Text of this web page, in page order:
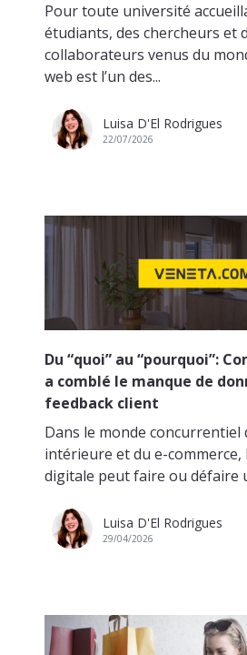
Pour toute université
étudiants, des chercheurs et
collaborateurs venus du
web est l’un des...
Luisa D'El Rodrigues
22/07/2026
Du “quoi” au “pourquoi”:
a comblé le manque de
feedback client
Dans le monde concurrentiel
intérieure et du e-commerce,
digitale peut faire ou défaire
Luisa D'El Rodrigues
29/04/2026